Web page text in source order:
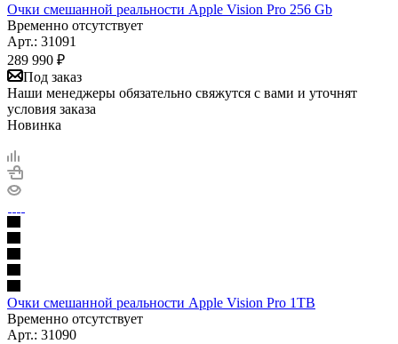
Очки смешанной реальности Apple Vision Pro 256 Gb
Временно отсутствует
Арт.: 31091
289 990 ₽
Под заказ
Наши менеджеры обязательно свяжутся с вами и уточнят
условия заказа
Новинка
Очки смешанной реальности Apple Vision Pro 1TB
Временно отсутствует
Арт.: 31090